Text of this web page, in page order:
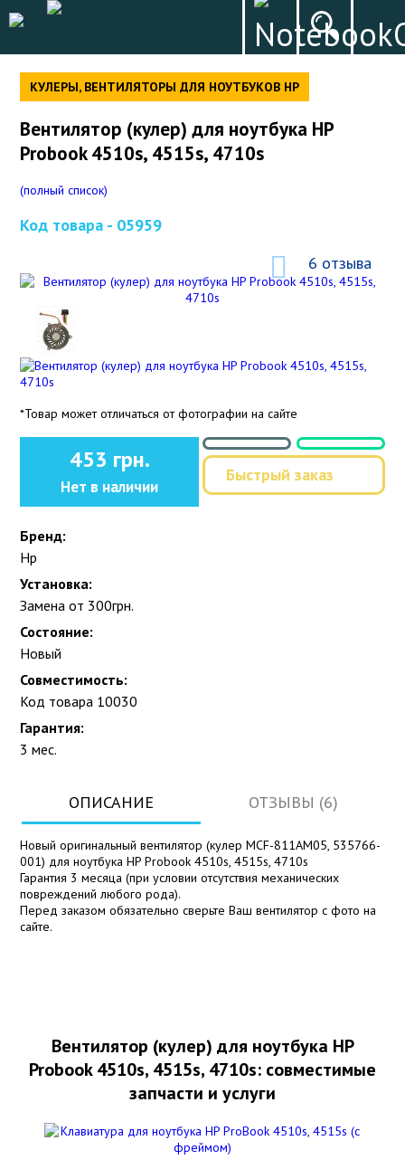
КУЛЕРЫ, ВЕНТИЛЯТОРЫ ДЛЯ НОУТБУКОВ HP
Вентилятор (кулер) для ноутбука HP
Probook 4510s, 4515s, 4710s
(полный список)
Код товара - 05959
6 отзыва
*Товар может отличаться от фотографии на сайте
453 грн.
Нет в наличии
Быстрый заказ
Бренд:
Hp
Установка:
Замена от 300грн.
Состояние:
Новый
Совместимость:
Код товара 10030
Гарантия:
3 мес.
ОПИСАНИЕ ОТЗЫВЫ (6)
Новый оригинальный вентилятор (кулер MCF-811AM05, 535766-
001) для ноутбука HP Probook 4510s, 4515s, 4710s
Гарантия 3 месяца (при условии отсутствия механических
повреждений любого рода).
Перед заказом обязательно сверьте Ваш вентилятор с фото на
сайте.
Вентилятор (кулер) для ноутбука HP
Probook 4510s, 4515s, 4710s: совместимые
запчасти и услуги